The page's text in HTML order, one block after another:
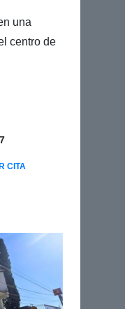
una
centro de
CITA